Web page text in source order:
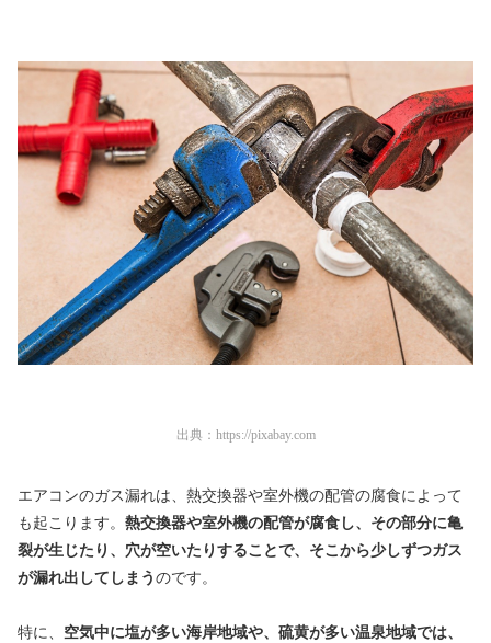
出典： https://pixabay.com
エアコンのガス漏れは、熱交換器や室外機の配管の腐食によって
も起こります。 熱交換器や室外機の配管が腐食し、その部分に亀
裂が生じたり、穴が空いたりすることで、そこから少しずつガス
が漏れ出してしまう のです。
特に、 空気中に塩が多い海岸地域や、硫黄が多い温泉地域では、